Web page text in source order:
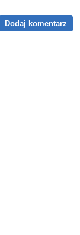
Dodaj komentarz